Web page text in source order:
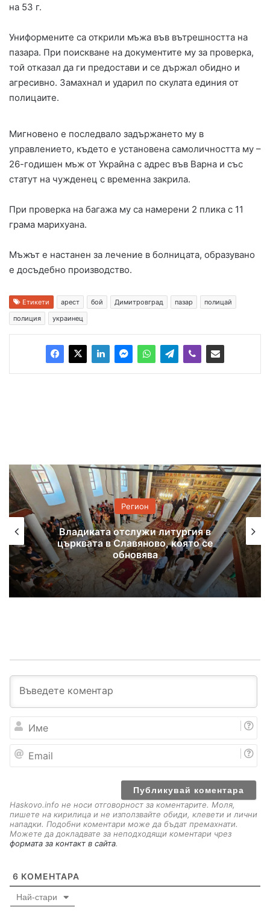
на 53 г.
Униформените са открили мъжа във вътрешността на
пазара. При поискване на документите му за проверка,
той отказал да ги предостави и се държал обидно и
агресивно. Замахнал и ударил по скулата единия от
полицаите.
Мигновено е последвало задържането му в
управлението, където е установена самоличността му –
26-годишен мъж от Украйна с адрес във Варна и със
статут на чужденец с временна закрила.
При проверка на багажа му са намерени 2 плика с 11
грама марихуана.
Мъжът е настанен за лечение в болницата, образувано
е досъдебно производство.
Етикети арест бой Димитровград пазар
полицай
полиция
украинец
Регион
Повдигнаха обвинение на младежа за
убийството на чичо му в Странско
И
е
a
Haskovo.info не носи отговорност за коментарите. Моля,
пишете на кирилица и не използвайте обиди, клевети и лични
нападки. Подобни коментари може да бъдат премахнати.
Можете да докладвате за неподходящи коментари чрез
формата за контакт в сайта.
6 КОМЕНТАРА
Най-стари